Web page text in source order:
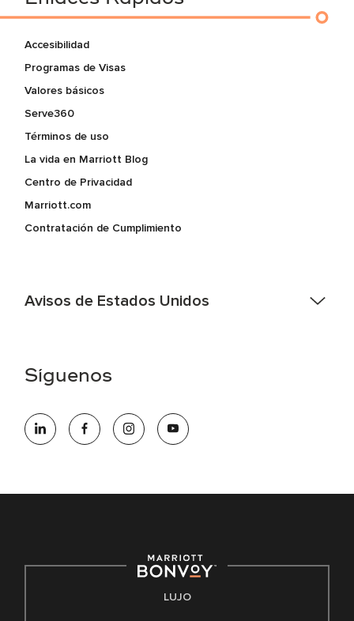
Accesibilidad
Programas de Visas
Valores básicos
Serve360
Términos de uso
La vida en Marriott Blog
Centro de Privacidad
Marriott.com
Contratación de Cumplimiento
Avisos de Estados Unidos
electrónico hqaffirmativeaction@marriott.com
oportunidades que se compromete a contratar una fuerza
de trabajo diversa y a mantener una cultura inclusiva.
Derecho a trabajar inglés/español
Conozca sus derechos
Síguenos
LUJO